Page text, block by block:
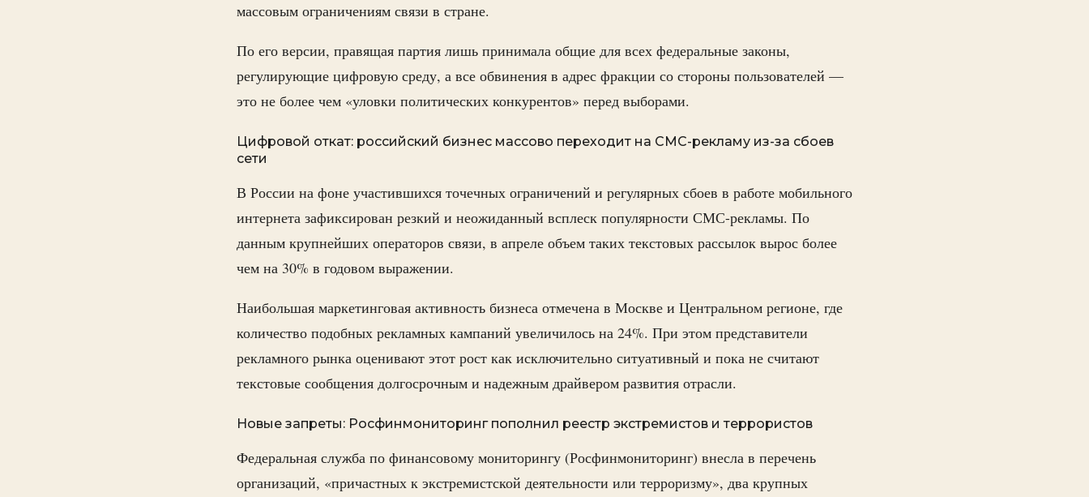
массовым ограничениям связи в стране.
По его версии, правящая партия лишь принимала общие для всех федеральные законы,
регулирующие цифровую среду, а все обвинения в адрес фракции со стороны пользователей —
это не более чем «уловки политических конкурентов» перед выборами.
Цифровой откат: российский бизнес массово переходит на СМС-рекламу из-за сбоев
сети
В России на фоне участившихся точечных ограничений и регулярных сбоев в работе мобильного
интернета зафиксирован резкий и неожиданный всплеск популярности СМС-рекламы. По
данным крупнейших операторов связи, в апреле объем таких текстовых рассылок вырос более
чем на 30% в годовом выражении.
Наибольшая маркетинговая активность бизнеса отмечена в Москве и Центральном регионе, где
количество подобных рекламных кампаний увеличилось на 24%. При этом представители
рекламного рынка оценивают этот рост как исключительно ситуативный и пока не считают
текстовые сообщения долгосрочным и надежным драйвером развития отрасли.
Новые запреты: Росфинмониторинг пополнил реестр экстремистов и террористов
Федеральная служба по финансовому мониторингу (Росфинмониторинг) внесла в перечень
организаций, «причастных к экстремистской деятельности или терроризму», два крупных